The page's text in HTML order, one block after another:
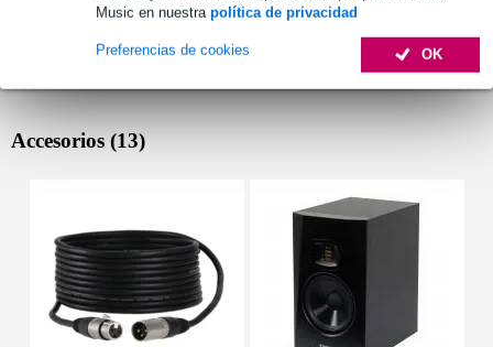
Music en nuestra política de privacidad
OK
Preferencias de cookies
Accesorios (13)